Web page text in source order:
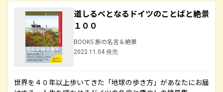
道しるべとなるドイツのことばと絶景
１００
BOOKS 旅の名言＆絶景
2022.11.04 発売
世界を４０年以上歩いてきた「地球の歩き方」があなたにお届